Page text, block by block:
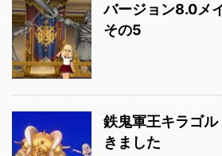
バージョン8.0メ
その5
鉄鬼軍王キラゴ
きました